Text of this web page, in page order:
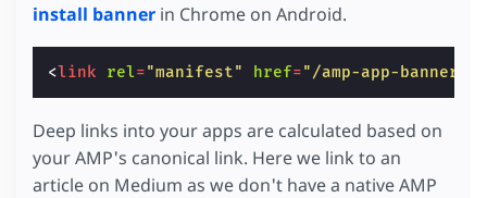
install banner in Chrome on Android.
<link rel="manifest" href="/amp-app-banner-
Deep links into your apps are calculated based on
your AMP's canonical link. Here we link to an
article on Medium as we don't have a native AMP